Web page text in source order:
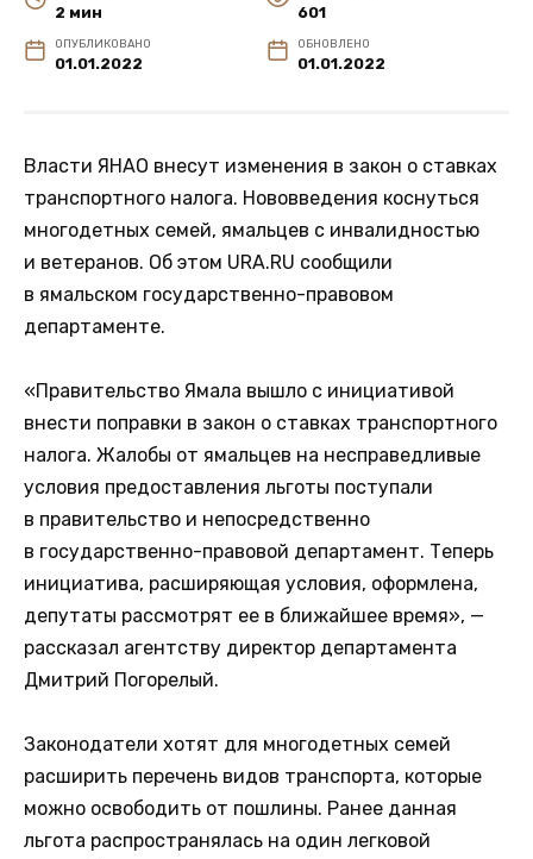
2 мин 601
ОПУБЛИКОВАНО
01.01.2022
ОБНОВЛЕНО
01.01.2022
Власти ЯНАО внесут изменения в закон о ставках
транспортного налога. Нововведения коснуться
многодетных семей, ямальцев с инвалидностью
и ветеранов. Об этом URA.RU сообщили
в ямальском государственно-правовом
департаменте.
«Правительство Ямала вышло с инициативой
внести поправки в закон о ставках транспортного
налога. Жалобы от ямальцев на несправедливые
условия предоставления льготы поступали
в правительство и непосредственно
в государственно-правовой департамент. Теперь
инициатива, расширяющая условия, оформлена,
депутаты рассмотрят ее в ближайшее время», —
рассказал агентству директор департамента
Дмитрий Погорелый.
Законодатели хотят для многодетных семей
расширить перечень видов транспорта, которые
можно освободить от пошлины. Ранее данная
льгота распространялась на один легковой